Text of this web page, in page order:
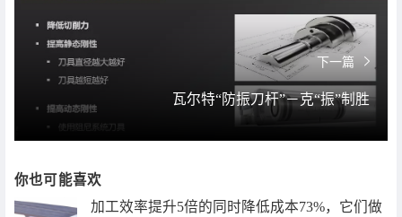
下一篇
瓦尔特“防振刀杆”－克“振”制胜
你也可能喜欢
加工效率提升5倍的同时降低成本73%，它们做